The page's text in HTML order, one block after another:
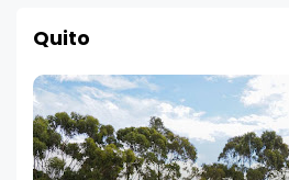
Quito